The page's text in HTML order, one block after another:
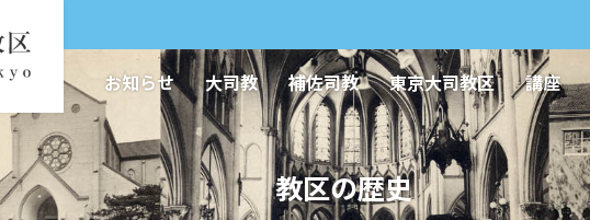
お知らせ 大司教 補佐司教 東京大司教区 講座
教区の歴史